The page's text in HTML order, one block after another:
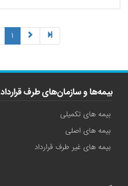
۱
بیمه‌ها و سازمان‌های طرف قرارداد
بیمه های تکمیلی
بیمه های اصلی
بیمه های غیر طرف قرارداد